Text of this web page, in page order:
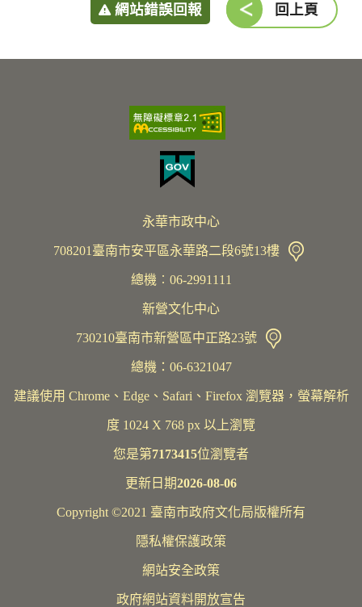
網站錯誤回報 回上頁
永華市政中心
708201臺南市安平區永華路二段6號13樓
總機︰06-2991111
新營文化中心
730210臺南市新營區中正路23號
總機：06-6321047
建議使用 Chrome、Edge、Safari、Firefox 瀏覽器，螢幕解析
度 1024 X 768 px 以上瀏覽
您是第7173415位瀏覽者
更新日期2026-08-06
Copyright ©2021 臺南市政府文化局版權所有
隱私權保護政策
網站安全政策
政府網站資料開放宣告